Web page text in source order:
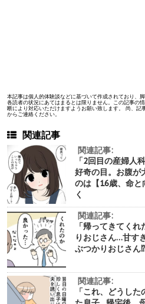
本記事は個人的体験談などに基づいて作成されており、
各読者の状況にあてはまるとは限りません。この記事の
断により対応いただけますようお願い致します。 尚、記
からご連絡ください。
関連記事
関連記事:
「2回目の産婦人
好奇の目。お腹が
のは【16歳、命
く
関連記事:
「帰ってきてく
りおじさん…甘す
ぶつかりおじさん
関連記事:
「これ、どうし